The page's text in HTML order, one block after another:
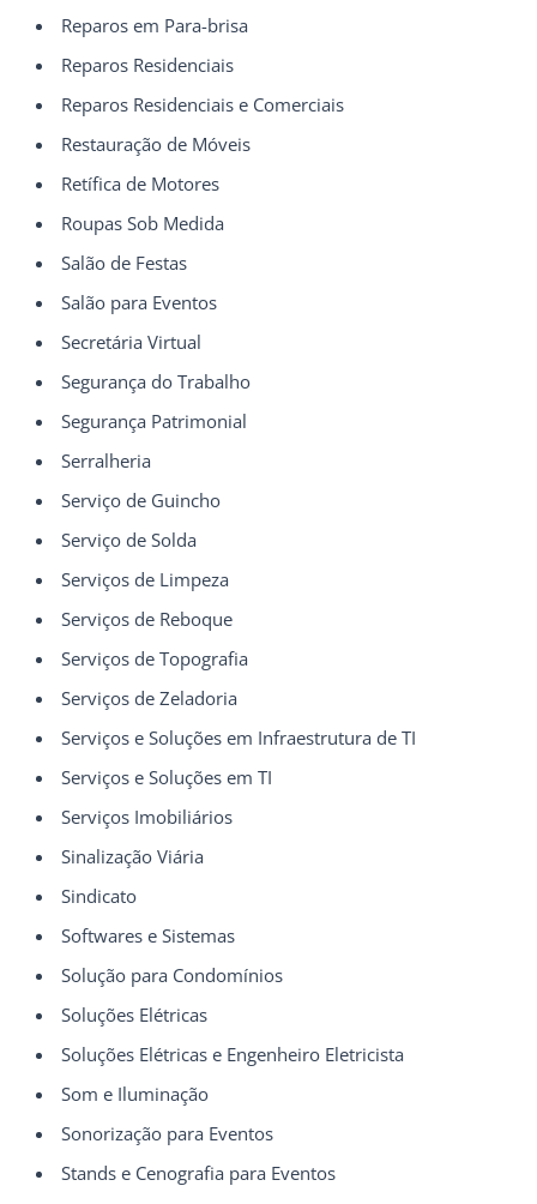
Reparos em Para-brisa
Reparos Residenciais
Reparos Residenciais e Comerciais
Restauração de Móveis
Retífica de Motores
Roupas Sob Medida
Salão de Festas
Salão para Eventos
Secretária Virtual
Segurança do Trabalho
Segurança Patrimonial
Serralheria
Serviço de Guincho
Serviço de Solda
Serviços de Limpeza
Serviços de Reboque
Serviços de Topografia
Serviços de Zeladoria
Serviços e Soluções em Infraestrutura de TI
Serviços e Soluções em TI
Serviços Imobiliários
Sinalização Viária
Sindicato
Softwares e Sistemas
Solução para Condomínios
Soluções Elétricas
Soluções Elétricas e Engenheiro Eletricista
Som e Iluminação
Sonorização para Eventos
Stands e Cenografia para Eventos